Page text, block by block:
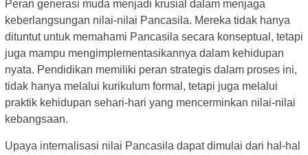
Peran generasi muda menjadi krusial dalam menjaga
keberlangsungan nilai-nilai Pancasila. Mereka tidak hanya
dituntut untuk memahami Pancasila secara konseptual, tetapi
juga mampu mengimplementasikannya dalam kehidupan
nyata. Pendidikan memiliki peran strategis dalam proses ini,
tidak hanya melalui kurikulum formal, tetapi juga melalui
praktik kehidupan sehari-hari yang mencerminkan nilai-nilai
kebangsaan.
Upaya internalisasi nilai Pancasila dapat dimulai dari hal-hal